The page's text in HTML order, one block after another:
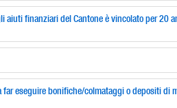
finanziari del Cantone è vincolato per 20
eseguire bonifiche/colmataggi o depositi di